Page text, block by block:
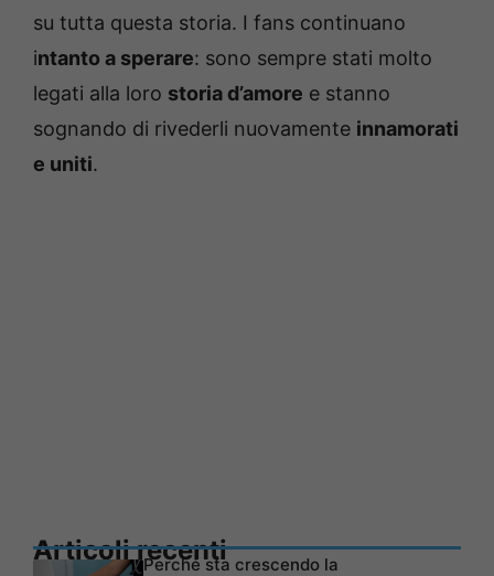
su tutta questa storia. I fans continuano
intanto a sperare: sono sempre stati molto
legati alla loro storia d’amore e stanno
sognando di rivederli nuovamente innamorati
e uniti.
Articoli recentiPerché sta crescendo la